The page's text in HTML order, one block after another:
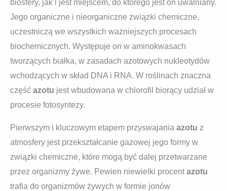
biosfery, jak i jest miejscem, do którego jest on uwalniany.
Jego organiczne i nieorganiczne związki chemiczne,
uczestniczą we wszystkich ważniejszych procesach
biochemicznych. Występuje on w aminokwasach
tworzących białka, w zasadach azotowych nukleotydów
wchodzących w skład DNA i RNA. W roślinach znaczna
część azotu jest wbudowana w chlorofil biorący udział w
procesie fotosyntezy.
Pierwszym i kluczowym etapem przyswajania azotu z
atmosfery jest przekształcanie gazowej jego formy w
związki chemiczne, które mogą być dalej przetwarzane
przez organizmy żywe. Pewien niewielki procentazotu
trafia do organizmów żywych w formie jonów